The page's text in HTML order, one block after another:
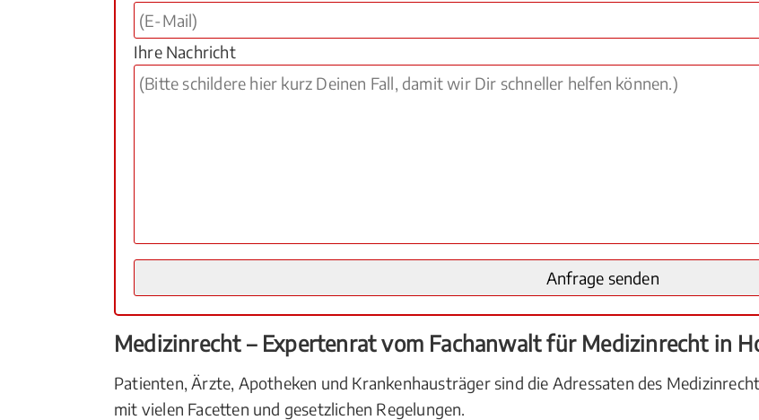
Ihre Nachricht
Medizinrecht – Expertenrat vom Fachanwalt für Medizinrecht in
Patienten, Ärzte, Apotheken und Krankenhausträger sind die Adressaten des
mit vielen Facetten und gesetzlichen Regelungen.